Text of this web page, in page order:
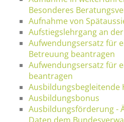
Besonderes
Aufnahme von
Aufstiegslehrgang an
Aufwendungsersatz für
Betreuung beantragen
Aufwendungsersatz für
beantragen
Ausbildungsbegleitende
Ausbildungsbonus
Ausbildungsförderung -
Daten dem